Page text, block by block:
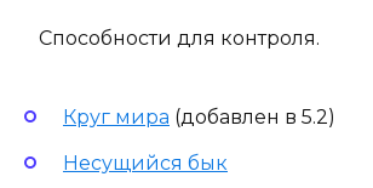
Способности для контроля.
Круг мира (добавлен в 5.2)
Несущийся бык